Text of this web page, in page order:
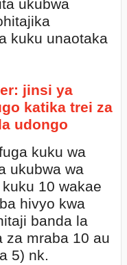
ukubwa
kuku unaotaka
jinsi ya
katika trei za
udongo
kuku wa
ukubwa wa
10 wakae
hivyo kwa
banda la
za mraba 10 au
5) nk.